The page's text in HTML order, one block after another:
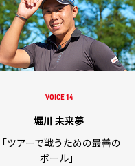
VOICE 14
堀川 未来夢
「ツアーで戦うための最善の
ボール」